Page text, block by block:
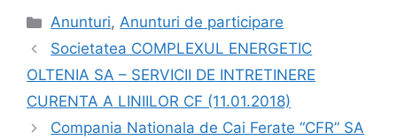
Anunturi,Anunturi de participare
Societatea COMPLEXUL ENERGETIC
OLTENIA SA – SERVICII DE INTRETINERE
CURENTA A LINIILOR CF (11.01.2018)
Compania Nationala de Cai Ferate “CFR” SA